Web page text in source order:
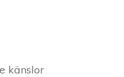
känslor